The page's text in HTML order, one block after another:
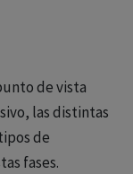
de vista
las distintas
de
fases.